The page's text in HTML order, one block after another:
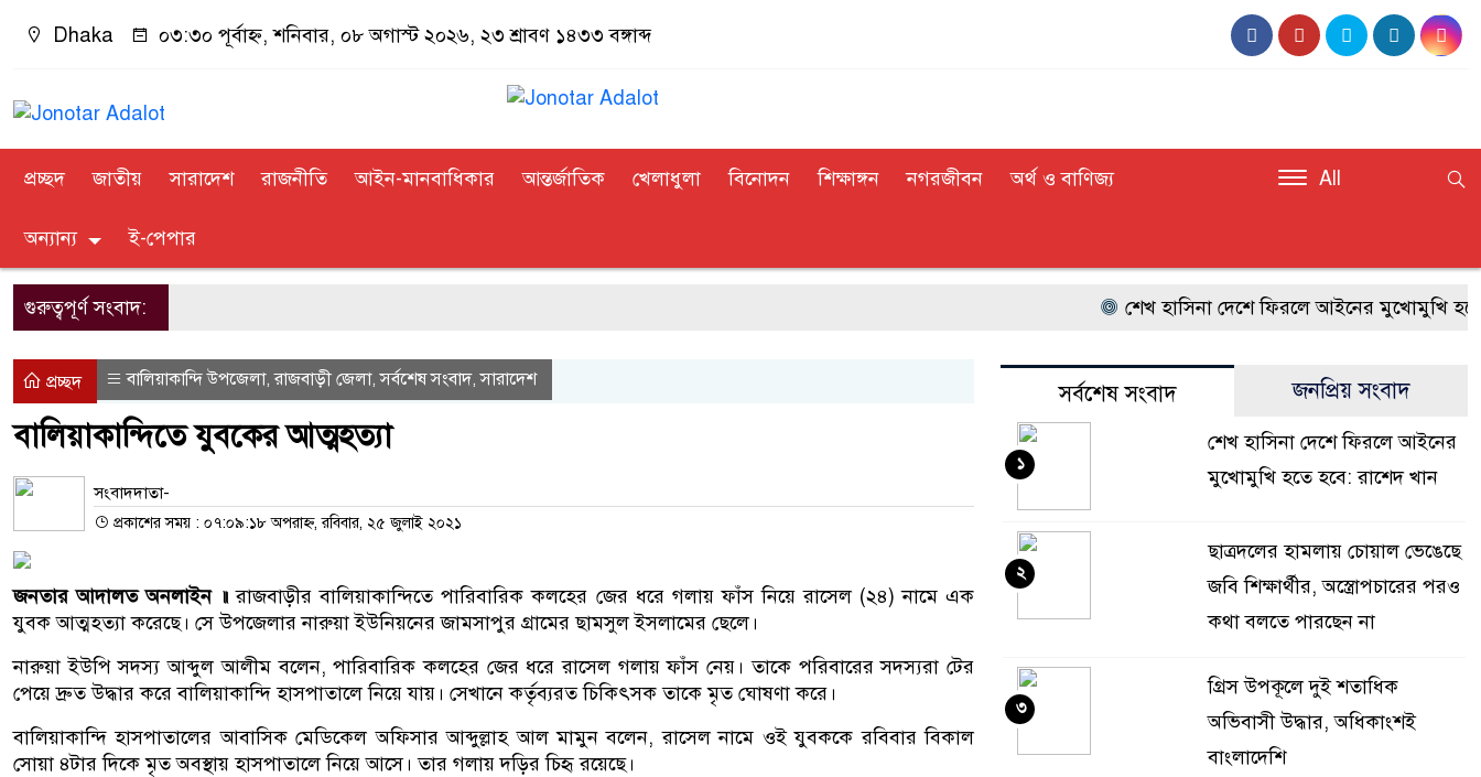
Dhaka ০৩:৩০ পূর্বাহ্ন, শনিবার, ০৮ অগাস্ট ২০২৬, ২৩ শ্রাবণ ১৪৩৩ বঙ্গাব্দ
প্রচ্ছদ জাতীয় সারাদেশ রাজনীতি আইন-মানবাধিকার আন্তর্জাতিক খেলাধুলা বিনোদন শিক্ষাঙ্গন নগরজীবন অর্থ ও বাণিজ্য
অন্যান্য ই-পেপার
All
গুরুত্বপূর্ণ সংবাদ: শেখ হাসিনা দেশে ফিরলে আইনের মুখোমুখি হতে
প্রচ্ছদ বালিয়াকান্দি উপজেলা,রাজবাড়ী জেলা,সর্বশেষ সংবাদ,সারাদেশ
বালিয়াকান্দিতে যুবকের আত্মহত্যা
সংবাদদাতা-
প্রকাশের সময় : ০৭:০৯:১৮ অপরাহ্ন, রবিবার, ২৫ জুলাই ২০২১
জনতার আদালত অনলাইন ॥ রাজবাড়ীর বালিয়াকান্দিতে পারিবারিক কলহের জের ধরে গলায় ফাঁস নিয়ে রাসেল (২৪) নামে এক
যুবক আত্মহত্যা করেছে। সে উপজেলার নারুয়া ইউনিয়নের জামসাপুর গ্রামের ছামসুল ইসলামের ছেলে।
নারুয়া ইউপি সদস্য আব্দুল আলীম বলেন, পারিবারিক কলহের জের ধরে রাসেল গলায় ফাঁস নেয়। তাকে পরিবারের সদস্যরা টের
পেয়ে দ্রুত উদ্ধার করে বালিয়াকান্দি হাসপাতালে নিয়ে যায়। সেখানে কর্তৃব্যরত চিকিৎসক তাকে মৃত ঘোষণা করে।
বালিয়াকান্দি হাসপাতালের আবাসিক মেডিকেল অফিসার আব্দুল্লাহ আল মামুন বলেন, রাসেল নামে ওই যুবককে রবিবার বিকাল
সোয়া ৪টার দিকে মৃত অবস্থায় হাসপাতালে নিয়ে আসে। তার গলায় দড়ির চিহৃ রয়েছে।
সর্বশেষ সংবাদ জনপ্রিয় সংবাদ
শেখ হাসিনা দেশে ফিরলে আইনের
মুখোমুখি হতে হবে: রাশেদ খান
১
ছাত্রদলের হামলায় চোয়াল ভেঙেছে
জবি শিক্ষার্থীর, অস্ত্রোপচারের পরও
কথা বলতে পারছেন না
২
গ্রিস উপকূলে দুই শতাধিক
অভিবাসী উদ্ধার, অধিকাংশই
বাংলাদেশি
৩